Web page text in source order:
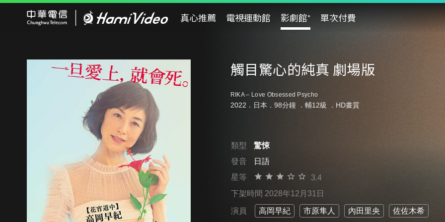
真心推薦 電視運動館 影劇館⁺ 單次付費
觸目驚心的純真 劇場版
RIKA – Love Obsessed Psycho
2022．日本．98分鐘 ． 輔12級 ．HD畫質
類型
驚悚
發音
日語
星等
3.4
下架時間 2028年12月31日
演員 高岡早紀 市原隼人 內田里央 佐佐木希